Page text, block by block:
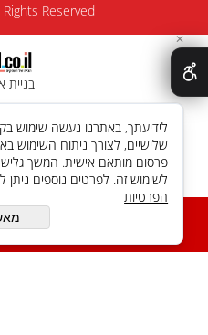
הוספה
Reserved
בניית
✕
שלישיים, לצורך ניתוח השימוש
פרסום מותאם אישית. המשך
לשימוש זה. לפרטים נוספים ניתן
הפרטיות